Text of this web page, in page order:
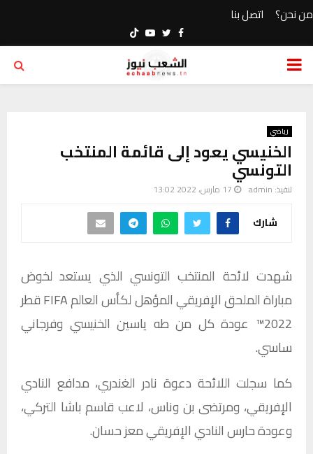
من نحن؟ اتصل بنا
Facebook
Twitter
Youtube
PRIMARY
رياضي
الخنيسي يعود إلى قائمة المنتخب
التونسي
تنفيذ: admin 17 مارس، 2022 13:02
شارك
شهدت لائحة المنتخب التونسي الذي يستعد لخوض
مباراة الملحق الإفريقي المؤهل لكأس العالم FIFA قطر
2022™ عودة كل من طه ياسين الخنيسي وفرجاني
ساسي.
كما سجلت اللائحة دعوة نادر الغندري، مدافع النادي
الإفريقي، ومرتضى بن وناس، لاعب قاسم باشا التركي،
وعودة حارس النادي الإفريقي معز حسان.